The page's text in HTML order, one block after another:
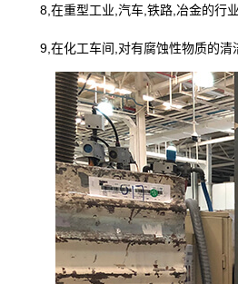
8,在重型工业,汽车,铁路,冶金的行业
9,在化工车间,对有腐蚀性物质的清